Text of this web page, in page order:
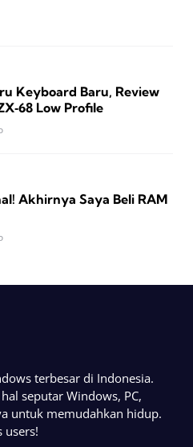
Keyboard Baru, Review
Low Profile
Akhirnya Saya Beli RAM
terbesar di Indonesia.
seputar Windows, PC,
untuk memudahkan hidup.
users!